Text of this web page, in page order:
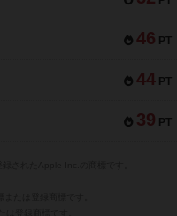
46 PT
44 PT
39 PT